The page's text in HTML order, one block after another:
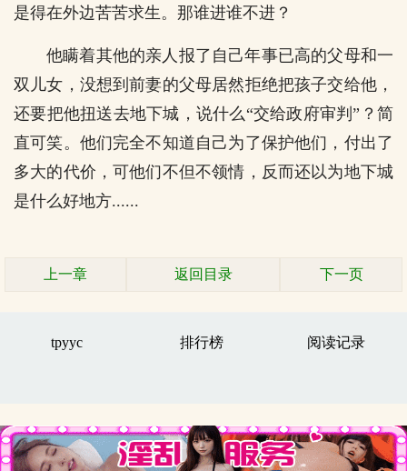
是得在外边苦苦求生。那谁进谁不进？
他瞒着其他的亲人报了自己年事已高的父母和一
双儿女，没想到前妻的父母居然拒绝把孩子交给他，
还要把他扭送去地下城，说什么“交给政府审判”？简
直可笑。他们完全不知道自己为了保护他们，付出了
多大的代价，可他们不但不领情，反而还以为地下城
是什么好地方......
上一章 返回目录 下一页
tpyyc 排行榜 阅读记录